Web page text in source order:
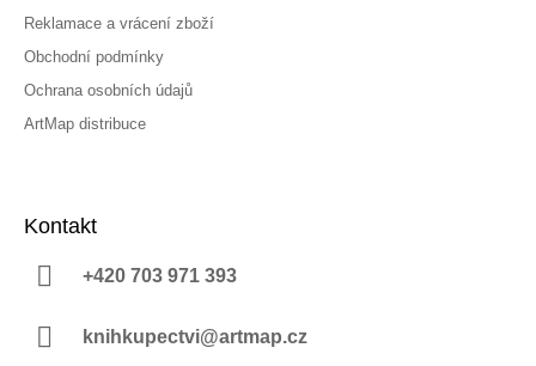
Reklamace a vrácení zboží
Obchodní podmínky
Ochrana osobních údajů
ArtMap distribuce
Kontakt
+420 703 971 393
knihkupectvi@artmap.cz